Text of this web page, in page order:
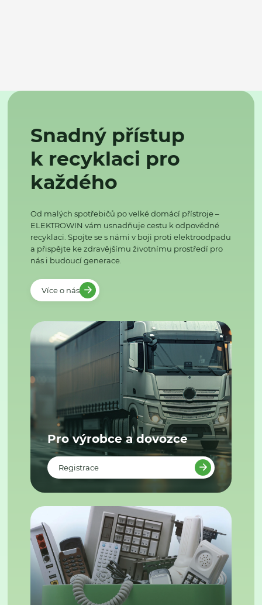
Snadný přístup
k recyklaci pro
každého
Od malých spotřebičů po velké domácí přístroje –
ELEKTROWIN vám usnadňuje cestu k odpovědné
recyklaci. Spojte se s námi v boji proti elektroodpadu
a přispějte ke zdravějšímu životnímu prostředí pro
nás i budoucí generace.
Více o nás
Pro výrobce a dovozce
Registrace